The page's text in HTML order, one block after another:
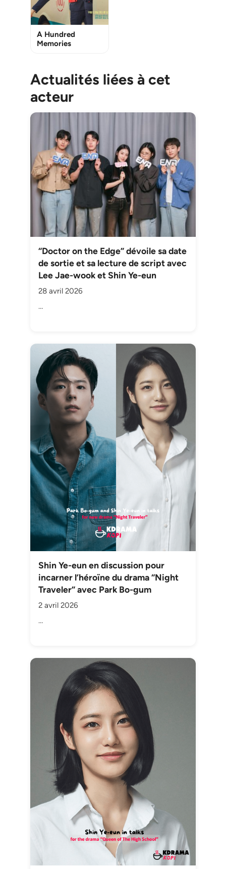
A Hundred
Memories
Actualités liées à cet
acteur
“Doctor on the Edge” dévoile sa date
de sortie et sa lecture de script avec
Lee Jae-wook et Shin Ye-eun
28 avril 2026
…
Shin Ye-eun en discussion pour
incarner l’héroïne du drama “Night
Traveler” avec Park Bo-gum
2 avril 2026
…